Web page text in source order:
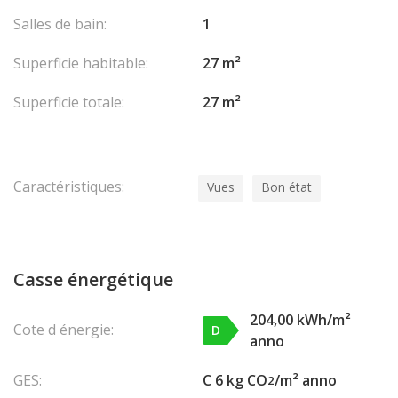
Salles de bain:
1
Superficie habitable:
27 m²
Superficie totale:
27 m²
Caractéristiques: Vues Bon état
Casse énergétique
Cote d énergie: D
204,00 kWh/m²
anno
GES:
C 6 kg CO2/m² anno